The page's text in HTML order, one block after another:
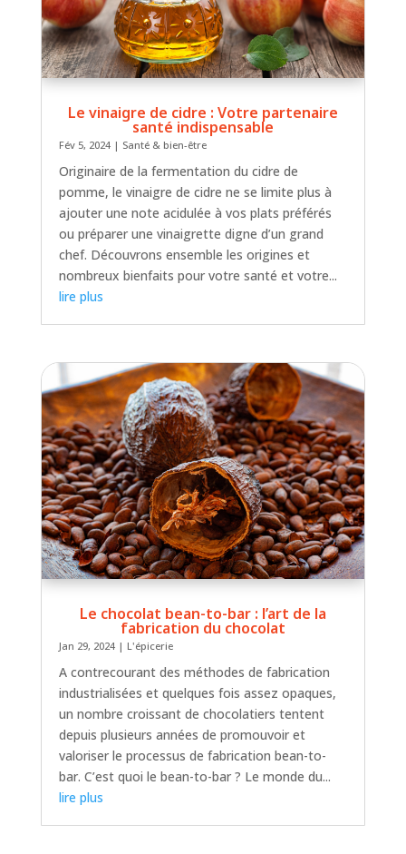
Le vinaigre de cidre : Votre partenaire
santé indispensable
Fév 5, 2024| Santé & bien-être
Originaire de la fermentation du cidre de
pomme, le vinaigre de cidre ne se limite plus à
ajouter une note acidulée à vos plats préférés
ou préparer une vinaigrette digne d’un grand
chef. Découvrons ensemble les origines et
nombreux bienfaits pour votre santé et votre...
lire plus
Le chocolat bean-to-bar : l’art de la
fabrication du chocolat
Jan 29, 2024| L'épicerie
A contrecourant des méthodes de fabrication
industrialisées et quelques fois assez opaques,
un nombre croissant de chocolatiers tentent
depuis plusieurs années de promouvoir et
valoriser le processus de fabrication bean-to-
bar. C’est quoi le bean-to-bar ? Le monde du...
lire plus